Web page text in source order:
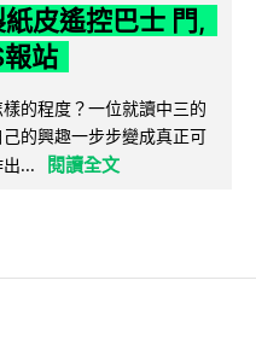
皮遙控巴士 門,
站
的程度？一位就讀中三的
的興趣一步步變成真正可
...
閱讀全文